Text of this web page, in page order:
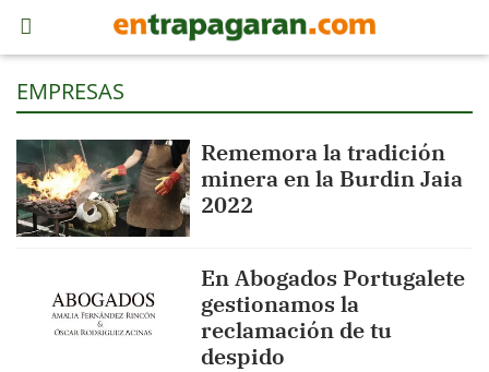
EMPRESAS
Rememora la tradición
minera en la Burdin Jaia
2022
En Abogados Portugalete
gestionamos la
reclamación de tu
despido